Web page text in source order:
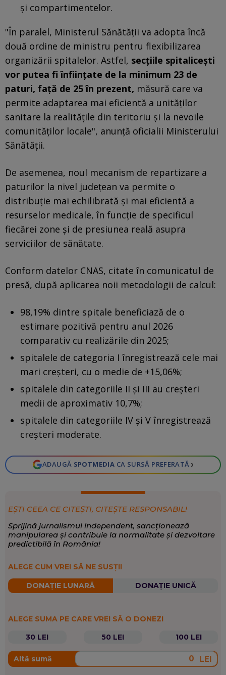
şi compartimentelor.
"În paralel, Ministerul Sănătăţii va adopta încă
două ordine de ministru pentru flexibilizarea
organizării spitalelor. Astfel, secţiile spitaliceşti
vor putea fi înfiinţate de la minimum 23 de
paturi, faţă de 25 în prezent, măsură care va
permite adaptarea mai eficientă a unităţilor
sanitare la realităţile din teritoriu şi la nevoile
comunităţilor locale", anunţă oficialii Ministerului
Sănătăţii.
De asemenea, noul mecanism de repartizare a
paturilor la nivel judeţean va permite o
distribuţie mai echilibrată şi mai eficientă a
resurselor medicale, în funcţie de specificul
fiecărei zone şi de presiunea reală asupra
serviciilor de sănătate.
Conform datelor CNAS, citate în comunicatul de
presă, după aplicarea noii metodologii de calcul:
98,19% dintre spitale beneficiază de o
estimare pozitivă pentru anul 2026
comparativ cu realizările din 2025;
spitalele de categoria I înregistrează cele mai
mari creşteri, cu o medie de +15,06%;
spitalele din categoriile II şi III au creşteri
medii de aproximativ 10,7%;
spitalele din categoriile IV şi V înregistrează
creşteri moderate.
ADAUGĂ SPOTMEDIA CA SURSĂ PREFERATĂ ›
EȘTI CEEA CE CITEȘTI, CITEȘTE RESPONSABIL!
Sprijină jurnalismul independent, sancționează
manipularea și contribuie la normalitate și dezvoltare
predictibilă în România!
ALEGE CUM VREI SĂ NE SUSȚII
DONAȚIE LUNARĂ DONAȚIE UNICĂ
ALEGE SUMA PE CARE VREI SĂ O DONEZI
30 LEI
50 LEI 100 LEI
Altă sumă LEI